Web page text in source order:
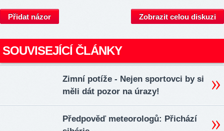
Přidat názor Zobrazit celou diskuzi
SOUVISEJÍCÍ ČLÁNKY
Zimní potíže - Nejen sportovci by si
měli dát pozor na úrazy!
Předpověď meteorologů: Přichází